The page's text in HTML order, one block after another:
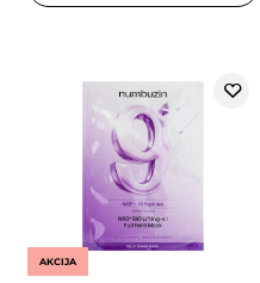
AKCIJA